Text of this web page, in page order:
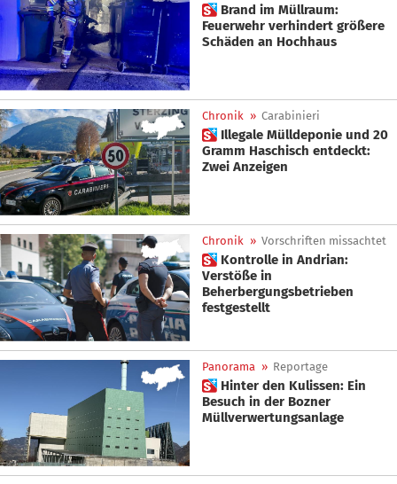
 Brand im Müllraum:
Feuerwehr verhindert größere
Schäden an Hochhaus
Chronik » Carabinieri
 Illegale Mülldeponie und 20
Gramm Haschisch entdeckt:
Zwei Anzeigen
Chronik » Vorschriften missachtet
 Kontrolle in Andrian:
Verstöße in
Beherbergungsbetrieben
festgestellt
Panorama » Reportage
 Hinter den Kulissen: Ein
Besuch in der Bozner
Müllverwertungsanlage